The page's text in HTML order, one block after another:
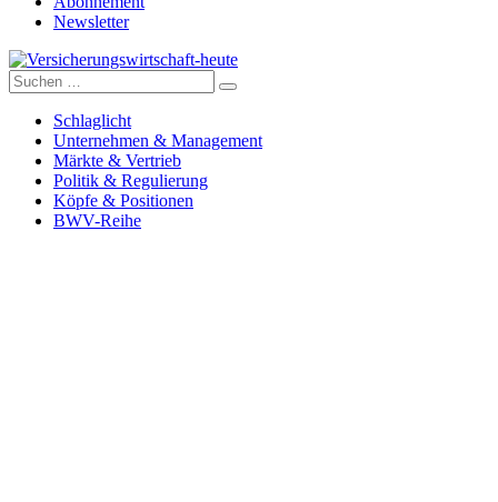
Newsletter
Versicherungswirtschaft-heute
Suche
nach:
Schlaglicht
Unternehmen & Management
Märkte & Vertrieb
Politik & Regulierung
Köpfe & Positionen
BWV-Reihe